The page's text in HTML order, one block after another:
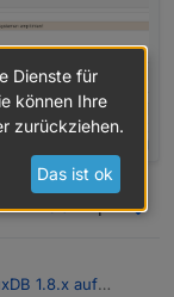
1
1.8.x auf
Dienste für
können Ihre
zurückziehen.
Das ist ok